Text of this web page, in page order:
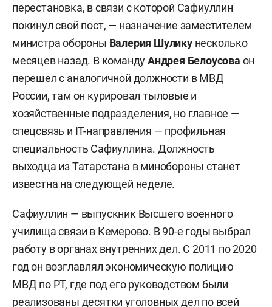
перестановка, в связи с которой Сафиуллин
покинул свой пост, — назначение заместителем
министра обороны Валерия Шуликунесколько
месяцев назад. В командуАндрея Белоусова он
перешел с аналогичной должности в МВД
России, там он курировал тыловые и
хозяйственные подразделения, но главное —
спецсвязь и IT-направления — профильная
специальность Сафиуллина. Должность
выходца из Татарстана в минобороны станет
известна на следующей неделе.
Сафиуллин — выпускник Высшего военного
училища связи в Кемерово. В 90-е годы выбрал
работу в органах внутренних дел. С 2011 по 2020
год он возглавлял экономическую полицию
МВД по РТ, где под его руководством были
реализованы десятки уголовных дел по всей